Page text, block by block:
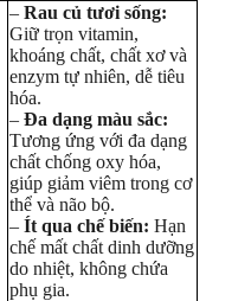
– Rau củ tươi sống:
Giữ trọn vitamin,
khoáng chất, chất xơ và
enzym tự nhiên, dễ tiêu
hóa.
– Đa dạng màu sắc:
Tương ứng với đa dạng
chất chống oxy hóa,
giúp giảm viêm trong cơ
thể và não bộ.
– Ít qua chế biến: Hạn
chế mất chất dinh dưỡng
do nhiệt, không chứa
phụ gia.